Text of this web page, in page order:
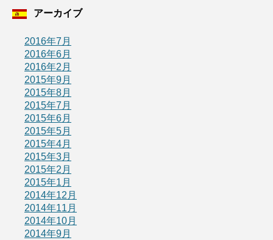
アーカイブ
2016年7月
2016年6月
2016年2月
2015年9月
2015年8月
2015年7月
2015年6月
2015年5月
2015年4月
2015年3月
2015年2月
2015年1月
2014年12月
2014年11月
2014年10月
2014年9月